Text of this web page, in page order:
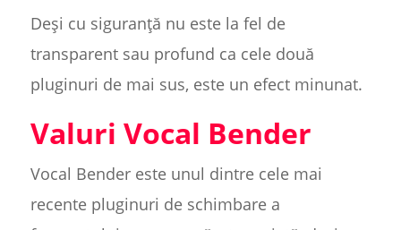
Deși cu siguranță nu este la fel de
transparent sau profund ca cele două
pluginuri de mai sus, este un efect minunat.
Valuri Vocal Bender
Vocal Bender este unul dintre cele mai
recente pluginuri de schimbare a